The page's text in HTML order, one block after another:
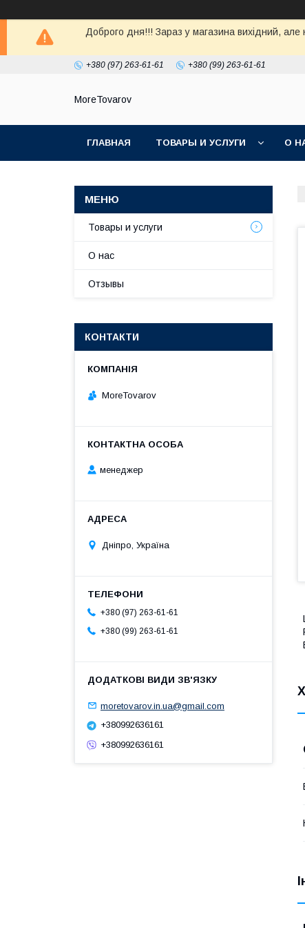
Доброго дня!!! Зараз у магазина вихiдний,
+380 (97) 263-61-61 +380 (99) 263-61-61
MoreTovarov
ГЛАВНАЯ ТОВАРЫ И УСЛУГИ О
Товары и услуги
О нас
Отзывы
КОНТАКТИ
MoreTovarov
менеджер
Дніпро, Україна
+380 (97) 263-61-61
+380 (99) 263-61-61
moretovarov.in.ua@gmail.com
+380992636161
+380992636161